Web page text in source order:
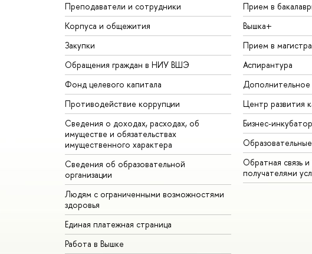
Преподаватели и сотрудники
Корпуса и общежития
Закупки
Обращения граждан в НИУ ВШЭ
Фонд целевого капитала
Противодействие коррупции
Сведения о доходах, расходах, об
имуществе и обязательствах
имущественного характера
Сведения об образовательной
организации
Людям с ограниченными возможностями
здоровья
Единая платежная страница
Работа в Вышке
Прием в
Вышка+
Прием в
Аспирантура
Дополнительное
Центр развития
Бизнес-
Обратная связь
получателями